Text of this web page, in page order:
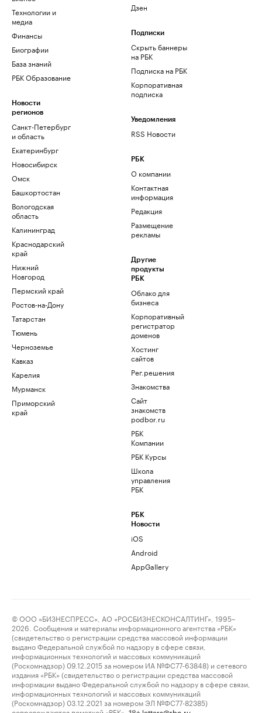
Технологии и
медиа
Финансы
Биографии
База знаний
РБК Образование
Новости
регионов
Санкт-Петербург
и область
Екатеринбург
Новосибирск
Омск
Башкортостан
Вологодская
область
Калининград
Краснодарский
край
Нижний
Новгород
Пермский край
Ростов-на-Дону
Татарстан
Тюмень
Черноземье
Кавказ
Карелия
Мурманск
Приморский
край
Дзен
Подписки
Скрыть баннеры
на РБК
Подписка на РБК
Корпоративная
подписка
Уведомления
RSS Новости
РБК
О компании
Контактная
информация
Редакция
Размещение
рекламы
Другие
продукты
РБК
Облако для
бизнеса
Корпоративный
регистратор
доменов
Хостинг
сайтов
Рег.решения
Знакомства
Сайт
знакомств
podbor.ru
РБК
Компании
РБК Курсы
Школа
управления
РБК
РБК
Новости
iOS
Android
AppGallery
© ООО «БИЗНЕСПРЕСС», АО «РОСБИЗНЕСКОНСАЛТИНГ», 1995–
2026. Сообщения и материалы информационного агентства «РБК»
(свидетельство о регистрации средства массовой информации
выдано Федеральной службой по надзору в сфере связи,
информационных технологий и массовых коммуникаций
(Роскомнадзор) 09.12.2015 за номером ИА №ФС77-63848) и сетевого
издания «РБК» (свидетельство о регистрации средства массовой
информации выдано Федеральной службой по надзору в сфере связи,
информационных технологий и массовых коммуникаций
(Роскомнадзор) 03.12.2021 за номером ЭЛ №ФС77-82385)